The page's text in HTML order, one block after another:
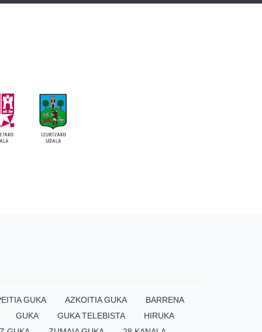
GUKA AZKOITIA GUKA
BARRENA
GUKA
GUKA TELEBISTA
HIRUKA